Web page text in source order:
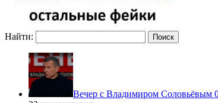
Найти:
Вечер с Владимиром Соловьёвым